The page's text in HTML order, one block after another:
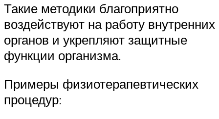
Такие методики благоприятно
воздействуют на работу внутренних
органов и укрепляют защитные
функции организма.
Примеры физиотерапевтических
процедур: